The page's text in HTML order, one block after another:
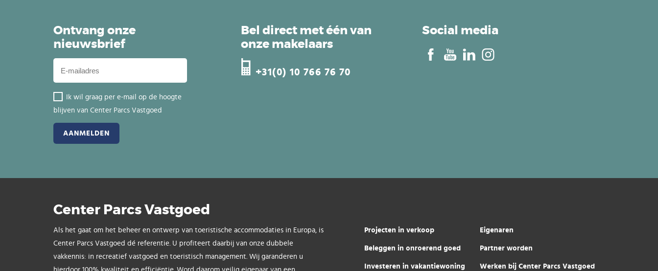
Ontvang onze
nieuwsbrief
Ik wil graag per e-mail op de hoogte
blijven van Center Parcs Vastgoed
Bel direct met één van
onze makelaars
+31(0) 10 766 76 70
Social media
Center Parcs Vastgoed
Als het gaat om het beheer en ontwerp van toeristische accommodaties in Europa, is
Center Parcs Vastgoed dé referentie. U profiteert daarbij van onze dubbele
vakkennis: in recreatief vastgoed en toeristisch management. Wij garanderen u
Projecten in verkoop
Beleggen in onroerend goed
Investeren in vakantiewoning
Eigenaren
Partner worden
Werken bij Center Parcs Vastgoed